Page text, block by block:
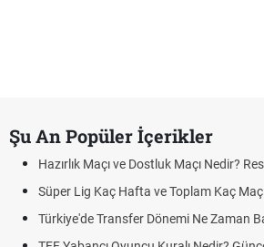
Şu An Popüler İçerikler
Hazırlık Maçı ve Dostluk Maçı Nedir?
Süper Lig Kaç Hafta ve Toplam Kaç Maç
Türkiye'de Transfer Dönemi Ne Zaman